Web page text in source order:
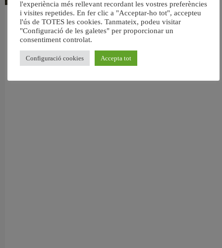
València retira prop de 15.000 litres de residus de la Devesa durant el mes de
juliol
6 agost, 2026
l'experiència més rellevant recordant les vostres preferències
i visites repetides. En fer clic a "Acceptar-ho tot", accepteu
l'ús de TOTES les cookies. Tanmateix, podeu visitar
"Configuració de les galetes" per proporcionar un
consentiment controlat.
Configuració cookies Accepta tot